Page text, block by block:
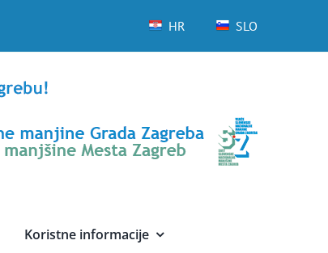
HR SLO
Koristne informacije